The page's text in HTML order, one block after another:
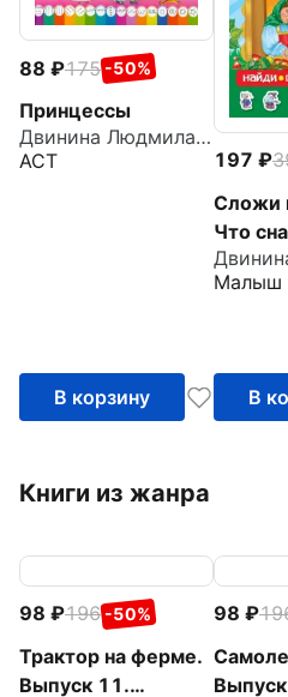
88 175 -50%
Принцессы
Двинина Людмила Владимировна
АСТ
В корзину
197
Сложи
Что
потом
Малыш
В
Книги из жанра
98 196 -50%
Трактор на ферме.
Выпуск 11.
98